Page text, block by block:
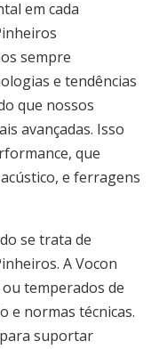
em cada
sempre
e tendências
que nossos
avançadas. Isso
que
e ferragens
se trata de
A Vocon
temperados de
e normas técnicas.
suportar